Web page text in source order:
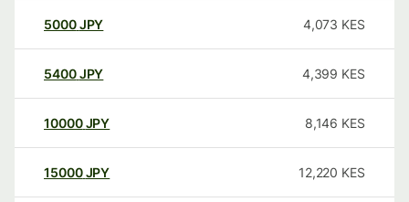
5000JPY 4,073 KES
5400JPY 4,399 KES
10000 JPY 8,146 KES
15000 JPY 12,220 KES